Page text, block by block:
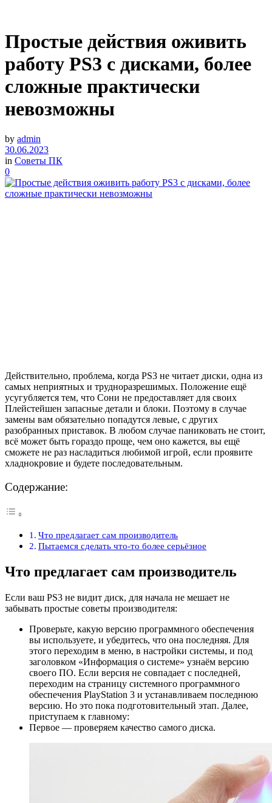
Простые действия оживить
работу PS3 с дисками, более
сложные практически
невозможны
by admin
30.06.2023
in Советы ПК
0
Действительно, проблема, когда PS3 не читает диски, одна из
самых неприятных и трудноразрешимых. Положение ещё
усугубляется тем, что Сони не предоставляет для своих
Плейстейшен запасные детали и блоки. Поэтому в случае
замены вам обязательно попадутся левые, с других
разобранных приставок. В любом случае паниковать не стоит,
всё может быть гораздо проще, чем оно кажется, вы ещё
сможете не раз насладиться любимой игрой, если проявите
хладнокровие и будете последовательным.
Содержание:
Что предлагает сам производитель
Пытаемся сделать что-то более серьёзное
Что предлагает сам производитель
Если ваш PS3 не видит диск, для начала не мешает не
забывать простые советы производителя:
Проверьте, какую версию программного обеспечения
вы используете, и убедитесь, что она последняя. Для
этого переходим в меню, в настройки системы, и под
заголовком «Информация о системе» узнаём версию
своего ПО. Если версия не совпадает с последней,
переходим на страницу системного программного
обеспечения PlayStation 3 и устанавливаем последнюю
версию. Но это пока подготовительный этап. Далее,
приступаем к главному:
Первое — проверяем качество самого диска.